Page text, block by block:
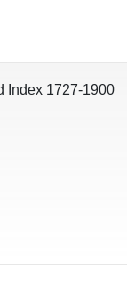
Index 1727-1900